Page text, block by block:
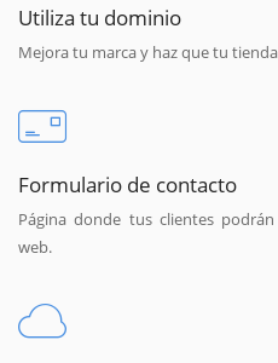
Utiliza tu dominio
Mejora tu marca y haz que tu
Formulario de contacto
Página donde tus clientes
web.